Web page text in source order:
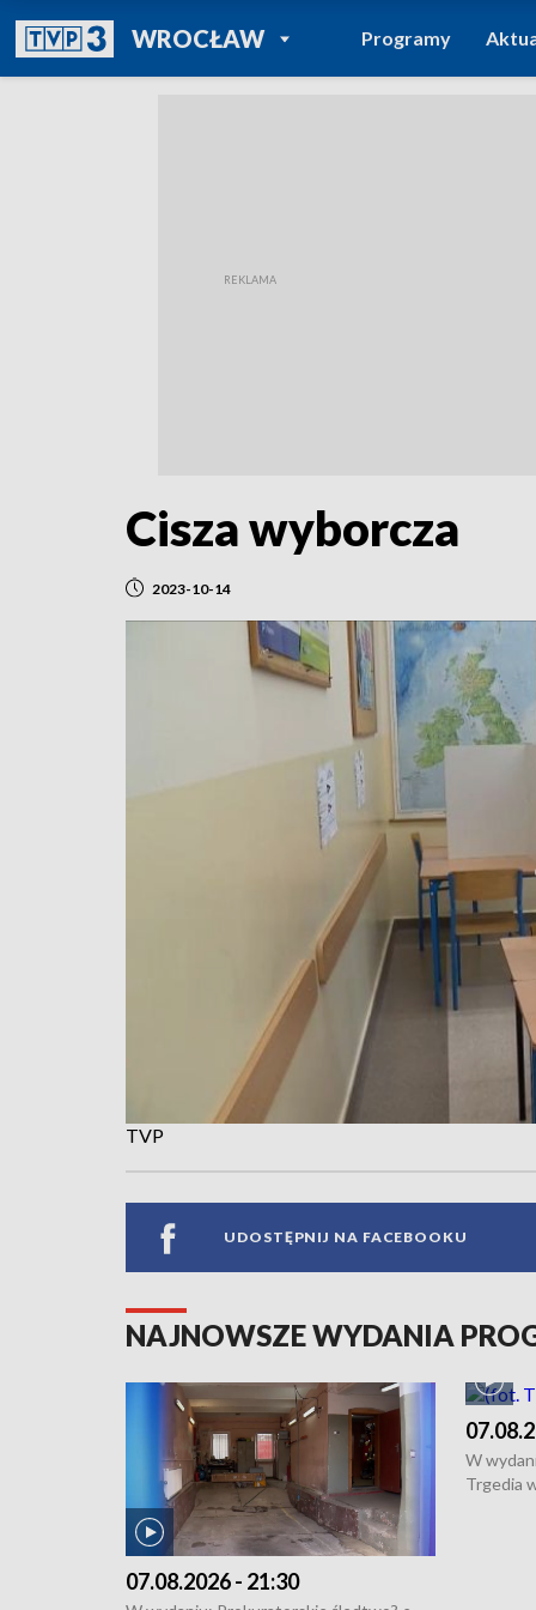
WROCŁAWPOWRÓT DO
TVP REGIONY
Programy
Cisza wyborcza
2023-10-14
TVP
UDOSTĘPNIJ NA FACEBOOKU
NAJNOWSZE WYDANIA
07.08.2026 - 21:30
W
Trgedia